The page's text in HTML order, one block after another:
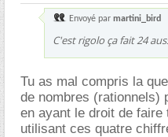
Envoyé par martini_bird
C'est rigolo ça fait 24
Tu as mal compris la
de nombres (rationnels)
en ayant le droit de
utilisant ces quatre